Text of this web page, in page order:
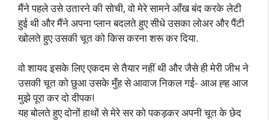
मैंने पहले उसे उतारने की सोची, वो मेरे सामने आँख बंद करके लेटी
हुई थी और मैंने अपना प्लान बदलते हुए सीधे उसका लोअर और पैंटी
खोलते हुए उसकी चूत को किस करना शरू कर दिया.
वो शायद इसके लिए एकदम से तैयार नहीं थी और जैसे ही मेरी जीभ ने
उसकी चूत को छुआ उसके मुँह से आवाज निकल गई- आअ ह्ह आज
मुझे पूरा कर दो दीपक!
यह बोलते हुए दोनों हाथों से मेरे सर को पकड़कर अपनी चूत के छेद